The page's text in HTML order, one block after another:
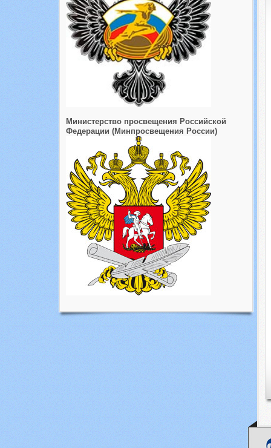
Министерство просвещения Российской
Федерации (Минпросвещения России)